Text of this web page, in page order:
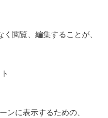
閲覧、編集することが、
ンに表示するための、